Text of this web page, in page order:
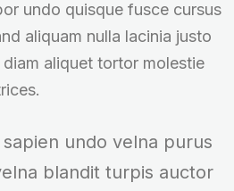
undo quisque fusce cursus
aliquam nulla lacinia justo
aliquet tortor molestie
undo velna purus
blandit turpis auctor